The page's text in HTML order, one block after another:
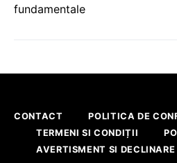
fundamentale
CONTACT
POLITICA DE
TERMENI SI CONDIȚII
AVERTISMENT SI